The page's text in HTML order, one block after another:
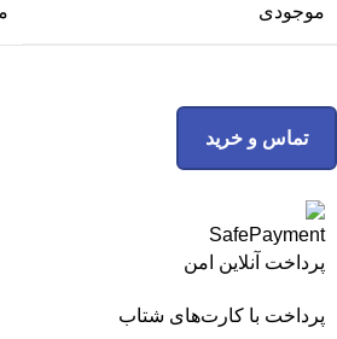
موجودی
تماس و خرید
پرداخت آنلاین امن
پرداخت با کارت‌های شتاب